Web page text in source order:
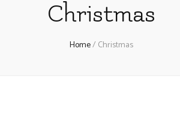
Christmas
Home/Christmas